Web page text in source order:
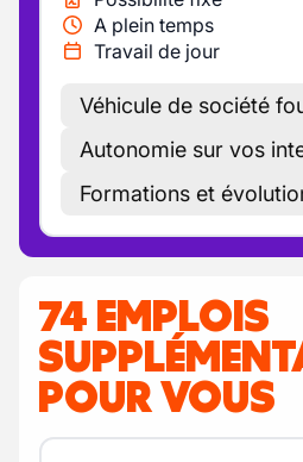
A plein temps
Travail de jour
Véhicule de société
Autonomie sur vos
Formations et
74 EMPLOIS
POUR VOUS